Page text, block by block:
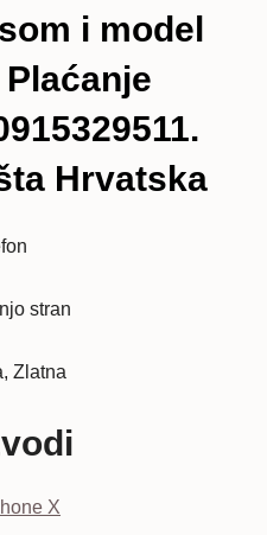
i model
Hrvatska
stran
Zlatna